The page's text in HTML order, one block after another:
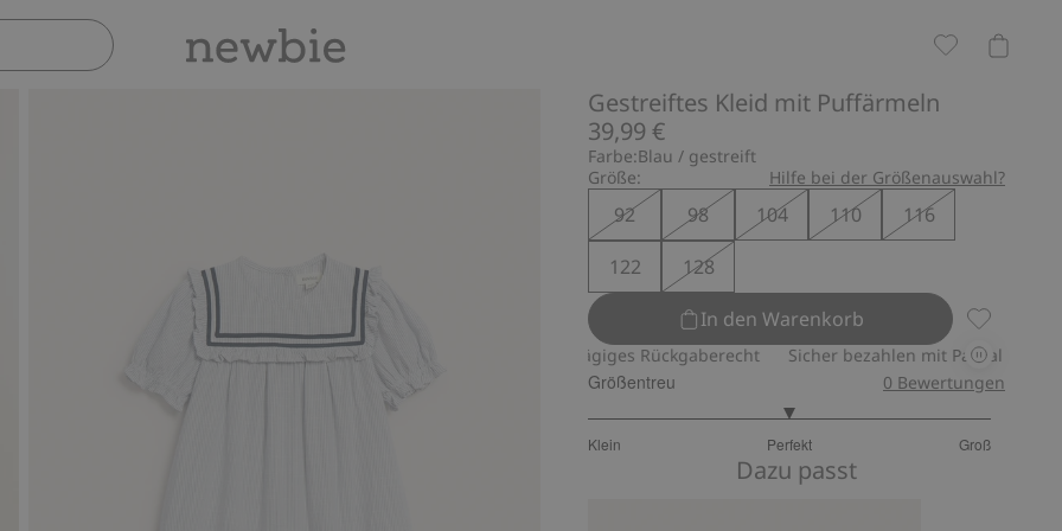
Gestreiftes Kleid mit Puffärmeln
39,99 €
Farbe:Blau / gestreift
Größe:
Hilfe bei der Größenauswahl?
92 98 104 110
116
122
128
In den Warenkorb
Sicher bezahlen mit PayPal & Apple Pay 30-tägiges Rückgaberecht Sicher bezahlen mit PayPal & Apple Pay
Größentreu
Klein Perfekt Groß
von
0 Bewertungen
Dazu passt